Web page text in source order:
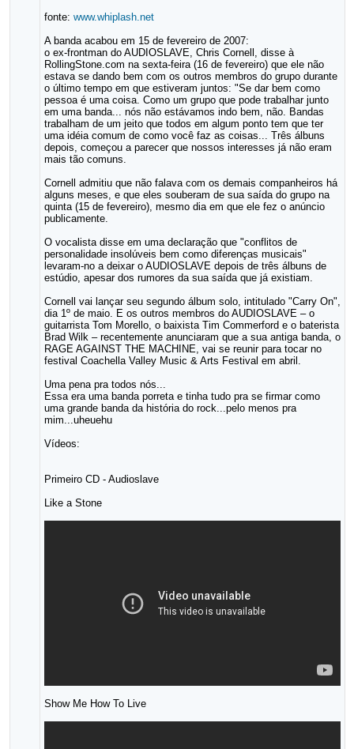
fonte: www.whiplash.net
A banda acabou em 15 de fevereiro de 2007:
o ex-frontman do AUDIOSLAVE, Chris Cornell, disse à
RollingStone.com na sexta-feira (16 de fevereiro) que ele não
estava se dando bem com os outros membros do grupo durante
o último tempo em que estiveram juntos: "Se dar bem como
pessoa é uma coisa. Como um grupo que pode trabalhar junto
em uma banda... nós não estávamos indo bem, não. Bandas
trabalham de um jeito que todos em algum ponto tem que ter
uma idéia comum de como você faz as coisas... Três álbuns
depois, começou a parecer que nossos interesses já não eram
mais tão comuns.
Cornell admitiu que não falava com os demais companheiros há
alguns meses, e que eles souberam de sua saída do grupo na
quinta (15 de fevereiro), mesmo dia em que ele fez o anúncio
publicamente.
O vocalista disse em uma declaração que "conflitos de
personalidade insolúveis bem como diferenças musicais"
levaram-no a deixar o AUDIOSLAVE depois de três álbuns de
estúdio, apesar dos rumores da sua saída que já existiam.
Cornell vai lançar seu segundo álbum solo, intitulado "Carry On",
dia 1º de maio. E os outros membros do AUDIOSLAVE – o
guitarrista Tom Morello, o baixista Tim Commerford e o baterista
Brad Wilk – recentemente anunciaram que a sua antiga banda, o
RAGE AGAINST THE MACHINE, vai se reunir para tocar no
festival Coachella Valley Music & Arts Festival em abril.
Uma pena pra todos nós...
Essa era uma banda porreta e tinha tudo pra se firmar como
uma grande banda da história do rock...pelo menos pra
mim...uheuehu
Vídeos:
Primeiro CD - Audioslave
Like a Stone
Show Me How To Live